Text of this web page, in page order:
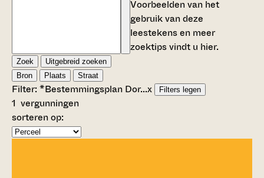
Voorbeelden van het
gebruik van deze
leestekens en meer
zoektips vindt u hier.
Zoek
Uitgebreid zoeken
Bron
Plaats Straat
Filter:*Bestemmingsplan Dor...x Filters legen
1 vergunningen
sorteren op: